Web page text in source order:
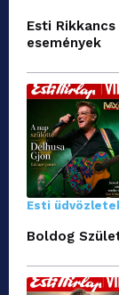
Esti
események
Esti
Boldog